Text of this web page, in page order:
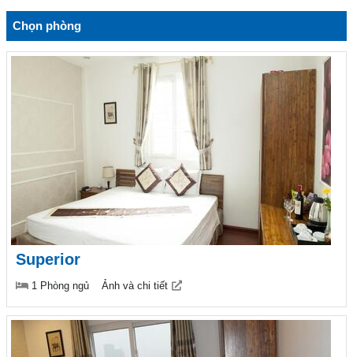
Chọn phòng
Superior
1 Phòng ngủ Ảnh và chi tiết